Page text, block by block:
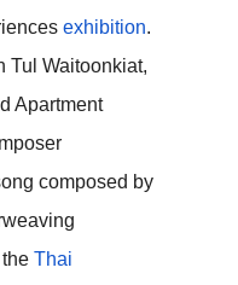
exhibition.
Tul Waitoonkiat,
Apartment
composed by
Thai